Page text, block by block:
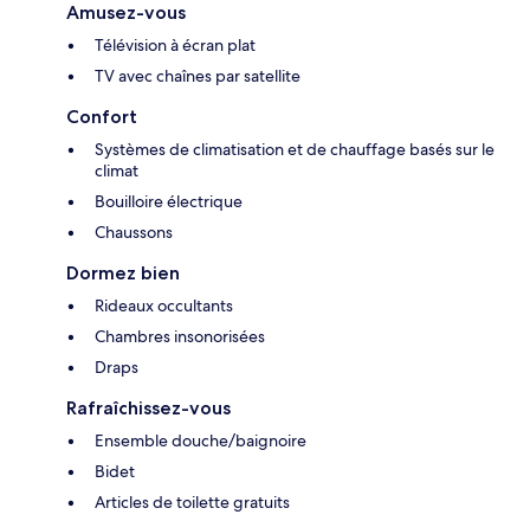
Amusez-vous
Télévision à écran plat
TV avec chaînes par satellite
Confort
Systèmes de climatisation et de chauffage basés sur le
climat
Bouilloire électrique
Chaussons
Dormez bien
Rideaux occultants
Chambres insonorisées
Draps
Rafraîchissez-vous
Ensemble douche/baignoire
Bidet
Articles de toilette gratuits